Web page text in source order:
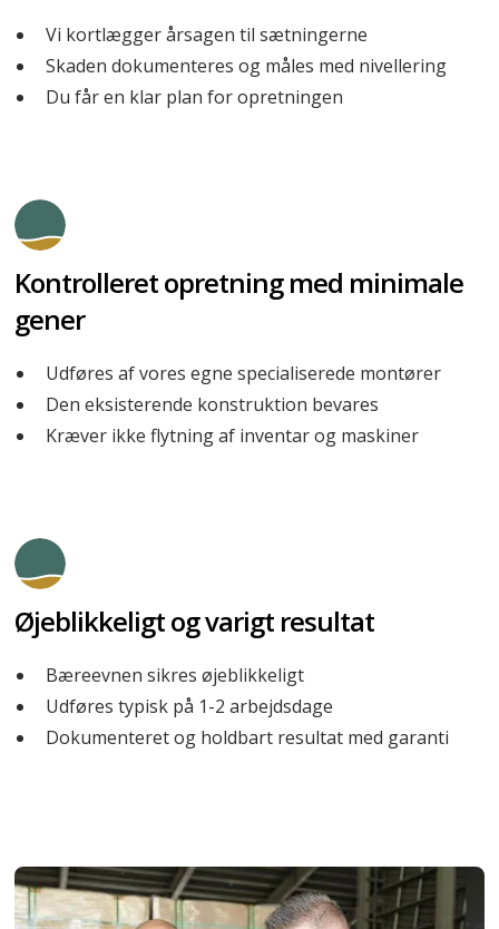
Vi kortlægger årsagen til sætningerne
Skaden dokumenteres og måles med nivellering
Du får en klar plan for opretningen
Kontrolleret opretning med minimale
gener
Udføres af vores egne specialiserede montører
Den eksisterende konstruktion bevares
Kræver ikke flytning af inventar og maskiner
Øjeblikkeligt og varigt resultat
Bæreevnen sikres øjeblikkeligt
Udføres typisk på 1-2 arbejdsdage
Dokumenteret og holdbart resultat med garanti